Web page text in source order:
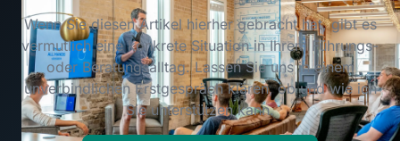
Wenn Sie diesen Artikel hierher gebracht hat, gibt es
vermutlich eine konkrete Situation in Ihrem Führungs-
oder Beratungsalltag. Lassen Sie uns in einem
unverbindlichen Erstgespräch klären, ob und wie ich
Sie unterstützen kann.